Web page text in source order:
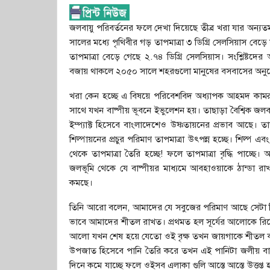
জলবায়ু পরিবর্তনের ফলে দেখা দিয়েছে তীব্র খরা যার
সালের মধ্যে পৃথিবীর গড় তাপমাত্রা ৩ ডিগ্রি সেলসিয়াস
তাপমাত্রা বেড়ে গেছে ২.৭৪ ডিগ্রি সেলসিয়াস।
বজায় থাকলে ২০৫০ সালে শহরগুলো মানুষের বসবাসের
খরা কেন হচ্ছে এ বিষয়ে পরিবেশবিদ অধ্যাপক আহমদ
সাথে যখন বাষ্পীয় ভূবনে ইভুলেশন হয়। তাছাড়া বৈশ্বিক
ইম্প্যাক্ট হিসেবে বাংলাদেশেও উষ্ণতায়নের প্রভাব আছে।
শিল্পায়নের প্রচুর পরিমাণ তাপমাত্রা উৎপন্ন হচ্ছে। শিল্প
থেকে তাপমাত্রা তৈরি হচ্ছে! ফলে তাপমাত্রা বৃদ্ধি
জলভূমি থেকে যে বাষ্পীয়র মাধ্যমে আবহাওয়াকে ঠান্ডা
কমছে।
তিনি আরো বলেন, আমাদের যে সবুজের পরিমাণ আছে সেটা
ভাবে আমাদের শীতল রাখত। প্রথমত হল সূর্যের আলোকে
আলো যখন শেষ হয়ে যেতো ওই বৃক্ষ তখন জায়গাকে শীতল
উপজাত হিসেবে পানি তৈরি করে তখন এই পানিটা জলীয়
দিনে কমে যাচ্ছে ফলে ওইসব এলাকা গুলি আস্তে আস্তে